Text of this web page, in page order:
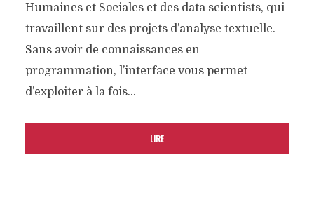
Humaines et Sociales et des data scientists, qui
travaillent sur des projets d’analyse textuelle.
Sans avoir de connaissances en
programmation, l’interface vous permet
d’exploiter à la fois...
LIRE